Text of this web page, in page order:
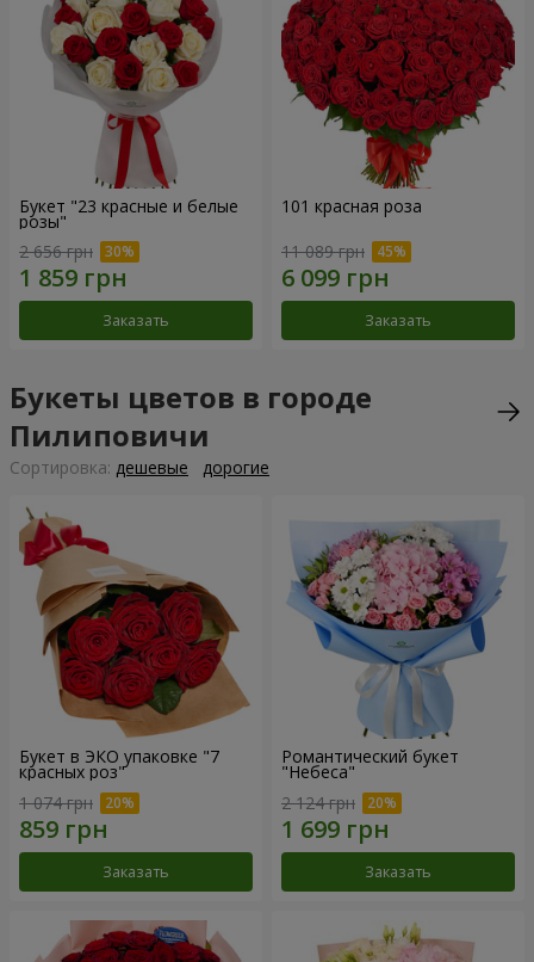
Букет "23 красные и белые
розы"
2 656 грн
Заказать
101 красная роза
11 089 грн
Заказать
Букеты цветов в городе
Пилиповичи
Cортировка: дешевые дорогие
Букет в ЭКО упаковке "7
красных роз"
1 074 грн
Заказать
Романтический букет
"Небеса"
2 124 грн
Заказать